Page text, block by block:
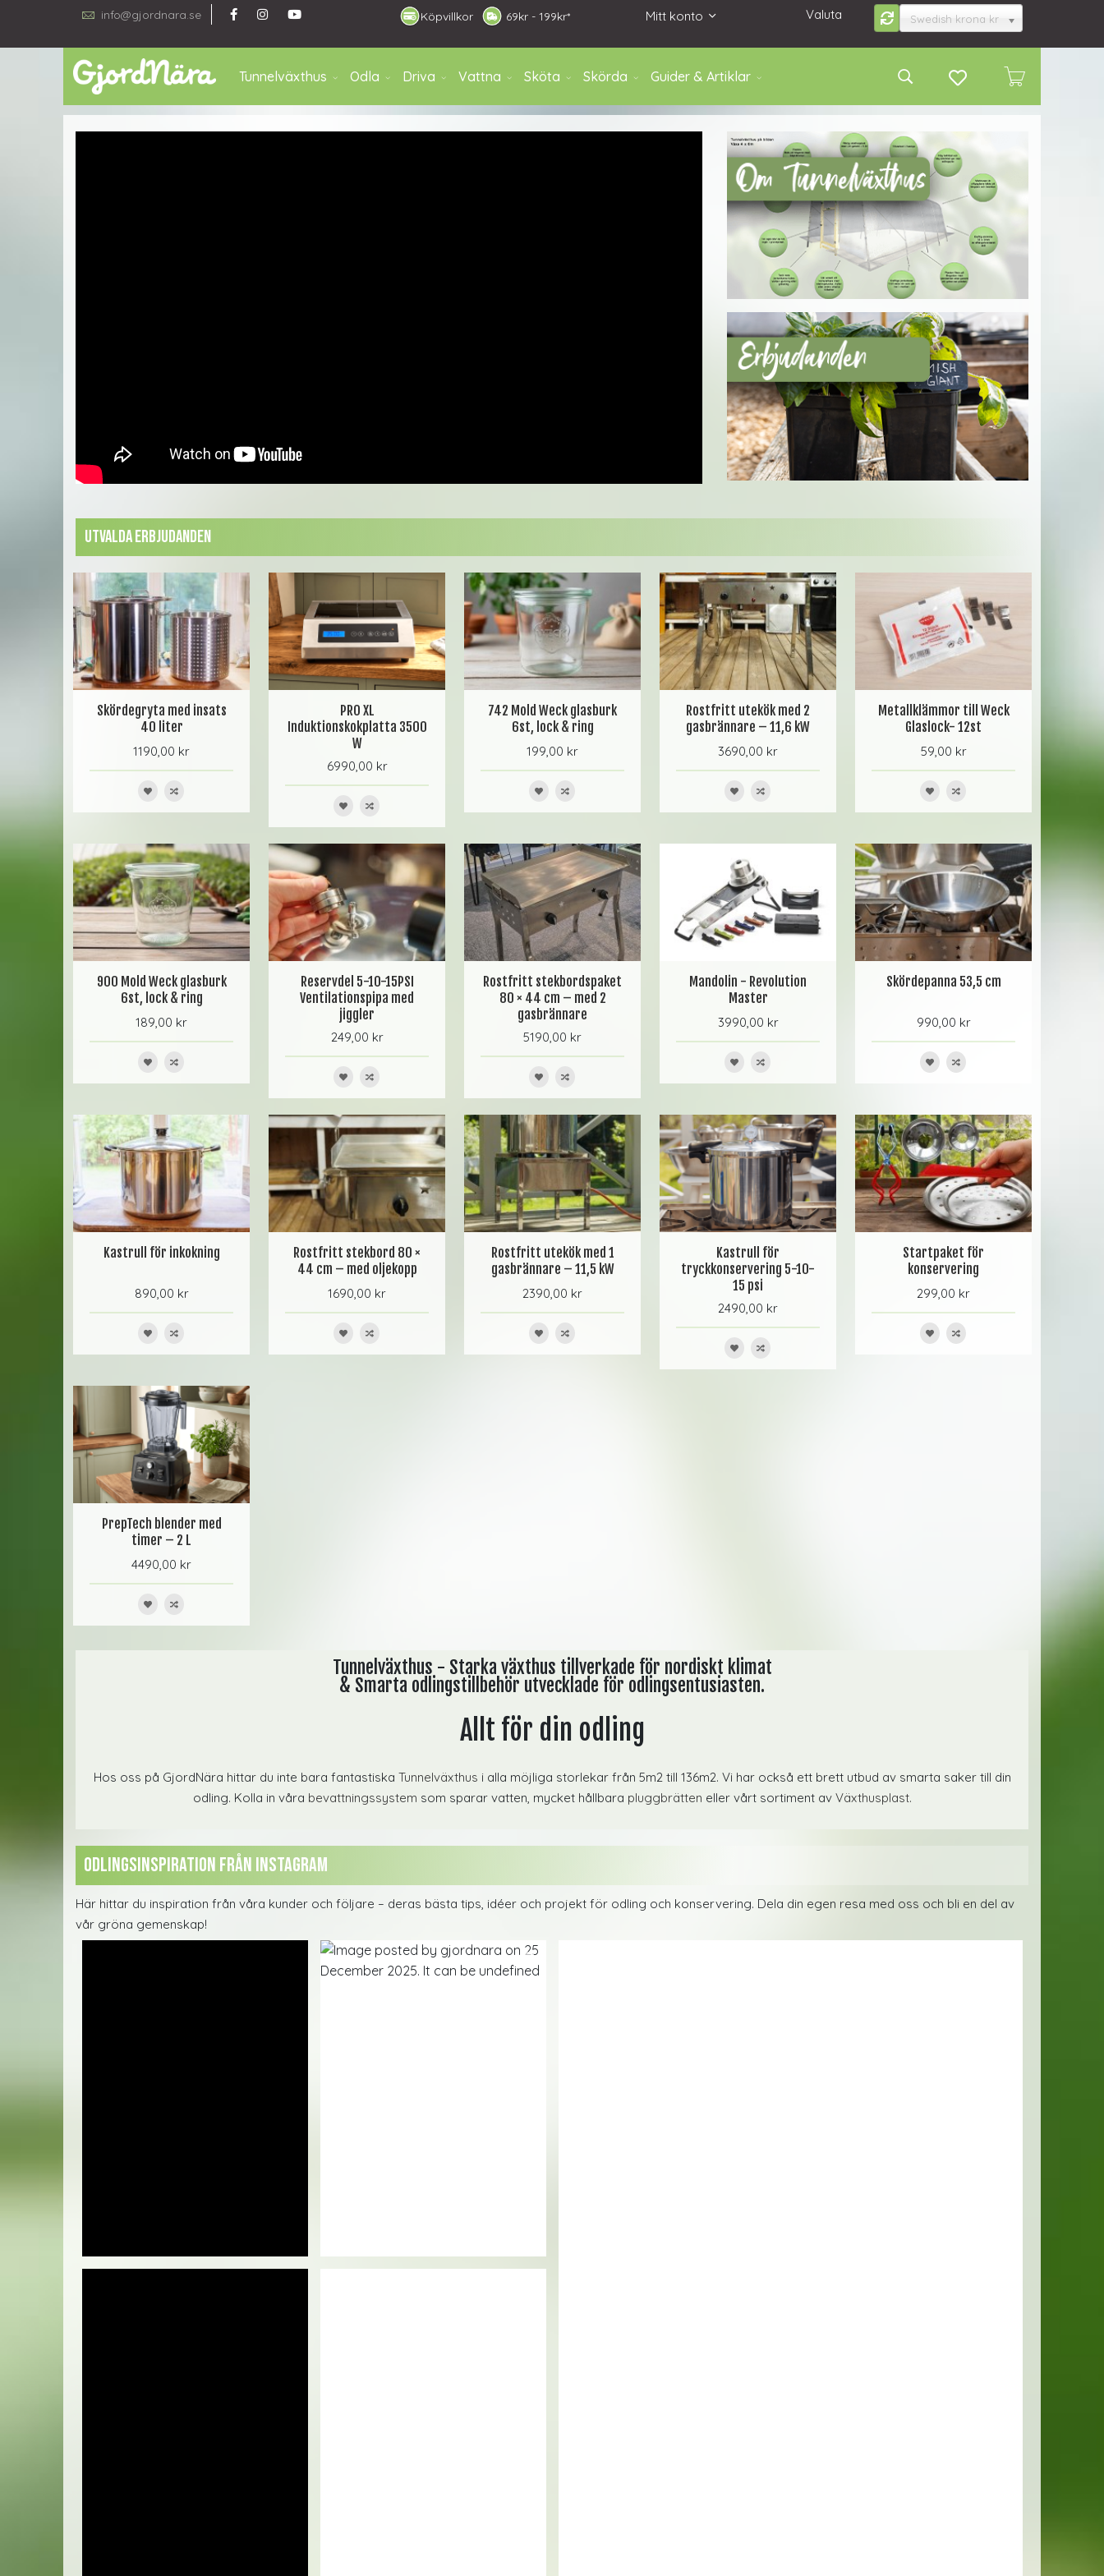
info@gjordnara.se Mitt konto
69kr - 199kr*
Köpvillkor Valuta Swedish krona kr
Tunnelväxthus Odla Driva Vattna Sköta Skörda Guider & Artiklar
Utvalda erbjudanden
Skördegryta med insats
40 liter
1190,00 kr
PRO XL
Induktionskokplatta 3500
W
6990,00 kr
742 Mold Weck glasburk
6st, lock & ring
199,00 kr
Rostfritt utekök med 2
gasbrännare – 11,6 kW
3690,00 kr
Metallklämmor till Weck
Glaslock- 12st
59,00 kr
900 Mold Weck glasburk
6st, lock & ring
189,00 kr
Reservdel 5-10-15PSI
Ventilationspipa med
jiggler
249,00 kr
Rostfritt stekbordspaket
80 × 44 cm – med 2
gasbrännare
5190,00 kr
Mandolin - Revolution
Master
3990,00 kr
Skördepanna 53,5 cm
990,00 kr
Kastrull för inkokning
890,00 kr
Rostfritt stekbord 80 ×
44 cm – med oljekopp
1690,00 kr
Rostfritt utekök med 1
gasbrännare – 11,5 kW
2390,00 kr
Kastrull för
tryckkonservering 5-10-
15 psi
2490,00 kr
Startpaket för
konservering
299,00 kr
PrepTech blender med
timer – 2 L
4490,00 kr
Tunnelväxthus - Starka växthus tillverkade för nordiskt klimat
& Smarta odlingstillbehör utvecklade för odlingsentusiasten.
Allt för din odling
Hos oss på GjordNära hittar du inte bara fantastiska Tunnelväxthus i alla möjliga storlekar från 5m2 till 136m2. Vi har också ett brett utbud av smarta saker till din
odling. Kolla in våra bevattningssystem som sparar vatten, mycket hållbara pluggbrätten eller vårt sortiment av Växthusplast.
Odlingsinspiration från instagram
Här hittar du inspiration från våra kunder och följare – deras bästa tips, idéer och projekt för odling och konservering. Dela din egen resa med oss och bli en del av
vår gröna gemenskap!